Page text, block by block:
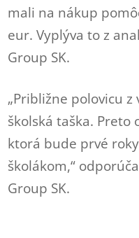
mali na nákup
eur. Vyplýva to z
Group SK.
„Približne polovicu z
školská taška.
ktorá bude prvé
školákom,“
Group SK.